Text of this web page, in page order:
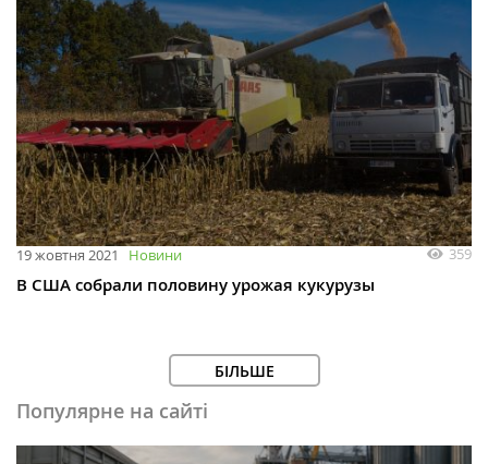
19 жовтня 2021 Новини 359
В США собрали половину урожая кукурузы
БІЛЬШЕ
Популярне на сайті